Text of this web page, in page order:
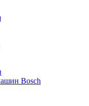
Bosch